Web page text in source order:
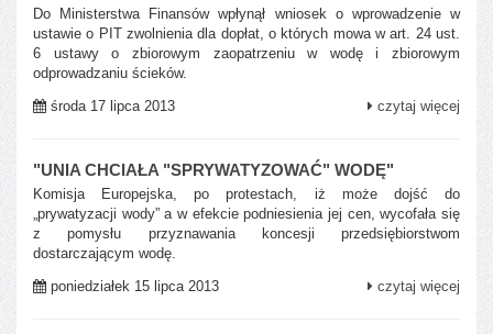
Do Ministerstwa Finansów wpłynął wniosek o wprowadzenie w
ustawie o PIT zwolnienia dla dopłat, o których mowa w art. 24 ust.
6 ustawy o zbiorowym zaopatrzeniu w wodę i zbiorowym
odprowadzaniu ścieków.
środa 17 lipca 2013
czytaj więcej
"UNIA CHCIAŁA "SPRYWATYZOWAĆ" WODĘ"
Komisja Europejska, po protestach, iż może dojść do
„prywatyzacji wody” a w efekcie podniesienia jej cen, wycofała się
z pomysłu przyznawania koncesji przedsiębiorstwom
dostarczającym wodę.
poniedziałek 15 lipca 2013
czytaj więcej